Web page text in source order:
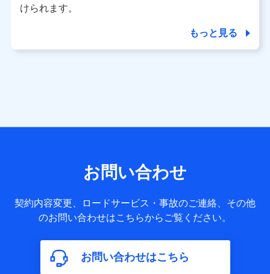
日以降、一度もdポイントクラブ会員であったことがないお
個人データは、こちら の利用目的の範囲内に限って共同利
用します。
サービス提供等を通じて取得した、以下の情報などの個人デ
基本情報
氏名、電話番号、メールアドレス、お客さまの識別子、
属性、連絡先、dポイントサービスのご利用に関する情
構成、住所、dポイント残高、dポイント利用履歴などが
含まれます。
利用情報
けられます。
もっと見る
お問い合わせ
契約内容変更、ロードサービス・事故のご連絡、その他
のお問い合わせはこちらからご覧ください。
お問い合わせはこちら